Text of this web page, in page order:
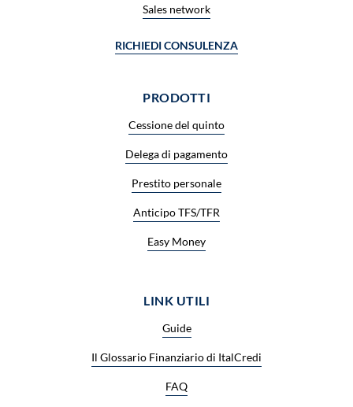
Sales network
RICHIEDI CONSULENZA
PRODOTTI
Cessione del quinto
Delega di pagamento
Prestito personale
Anticipo TFS/TFR
Easy Money
LINK UTILI
Guide
Il Glossario Finanziario di ItalCredi
FAQ